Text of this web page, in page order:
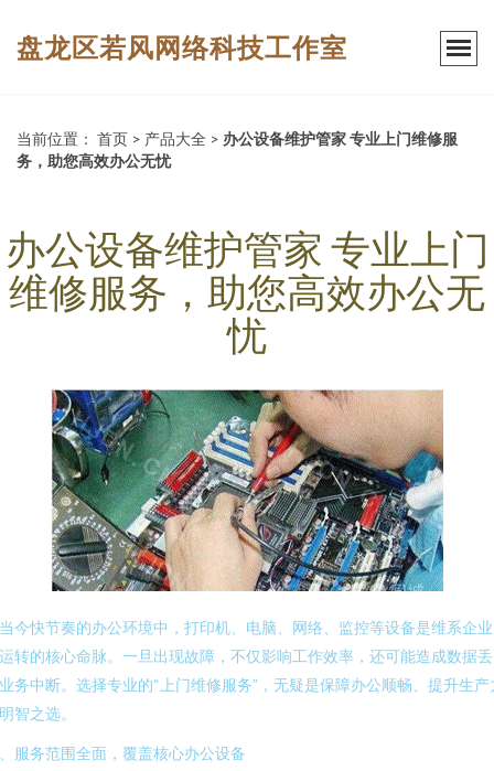
盘龙区若风网络科技工作室
当前位置： 首页 > 产品大全 > 办公设备维护管家 专业上门维修服
务，助您高效办公无忧
办公设备维护管家 专业上门
维修服务，助您高效办公无
忧
今快节奏的办公环境中，打印机、电脑、网络、监控等设备是维系企
转的核心命脉。一旦出现故障，不仅影响工作效率，还可能造成数据
务中断。选择专业的“上门维修服务”，无疑是保障办公顺畅、提升生产
智之选。
服务范围全面，覆盖核心办公设备